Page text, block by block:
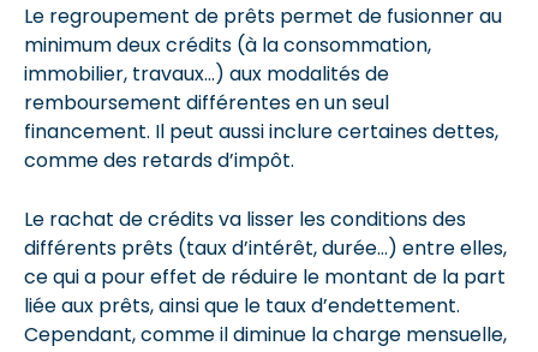
Le regroupement de prêts permet de fusionner au
minimum deux crédits (à la consommation,
immobilier, travaux…) aux modalités de
remboursement différentes en un seul
financement. Il peut aussi inclure certaines dettes,
comme des retards d’impôt.
Le rachat de crédits va lisser les conditions des
différents prêts (taux d’intérêt, durée…) entre elles,
ce qui a pour effet de réduire le montant de la part
liée aux prêts, ainsi que le taux d’endettement.
Cependant, comme il diminue la charge mensuelle,